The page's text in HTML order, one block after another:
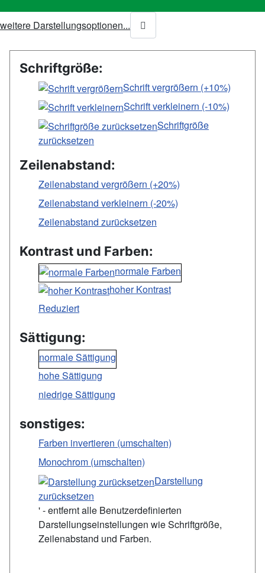
weitere Darstellungsoptionen...
Schriftgröße:
Schrift vergrößern (+10%)
Schrift verkleinern (-10%)
Schriftgröße
zurücksetzen
Zeilenabstand:
Zeilenabstand vergrößern (+20%)
Zeilenabstand verkleinern (-20%)
Zeilenabstand zurücksetzen
Kontrast und Farben:
normale Farben
hoher Kontrast
Reduziert
Sättigung:
normale Sättigung
hohe Sättigung
niedrige Sättigung
sonstiges:
Farben invertieren (umschalten)
Monochrom (umschalten)
Darstellung
zurücksetzen
' - entfernt alle Benutzerdefinierten
Darstellungseinstellungen wie Schriftgröße,
Zeilenabstand und Farben.